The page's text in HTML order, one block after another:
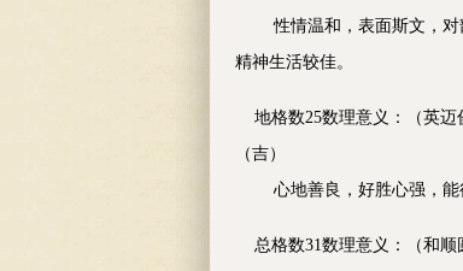
性情温和，表面斯文，对部
精神生活较佳。
地格数25数理意义：（英迈
（吉）
心地善良，好胜心强，能得
总格数31数理意义：（和顺